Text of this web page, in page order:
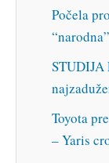
Počela
“narodna”
STUDIJA
Toyota
– Yaris